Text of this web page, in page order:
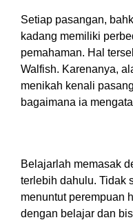
Setiap pasangan,
kadang memiliki
pemahaman. Hal
Walfish. Karenanya,
menikah kenali
bagaimana ia
Belajarlah memasak
terlebih dahulu. Tidak
menuntut perempuan
dengan belajar dan